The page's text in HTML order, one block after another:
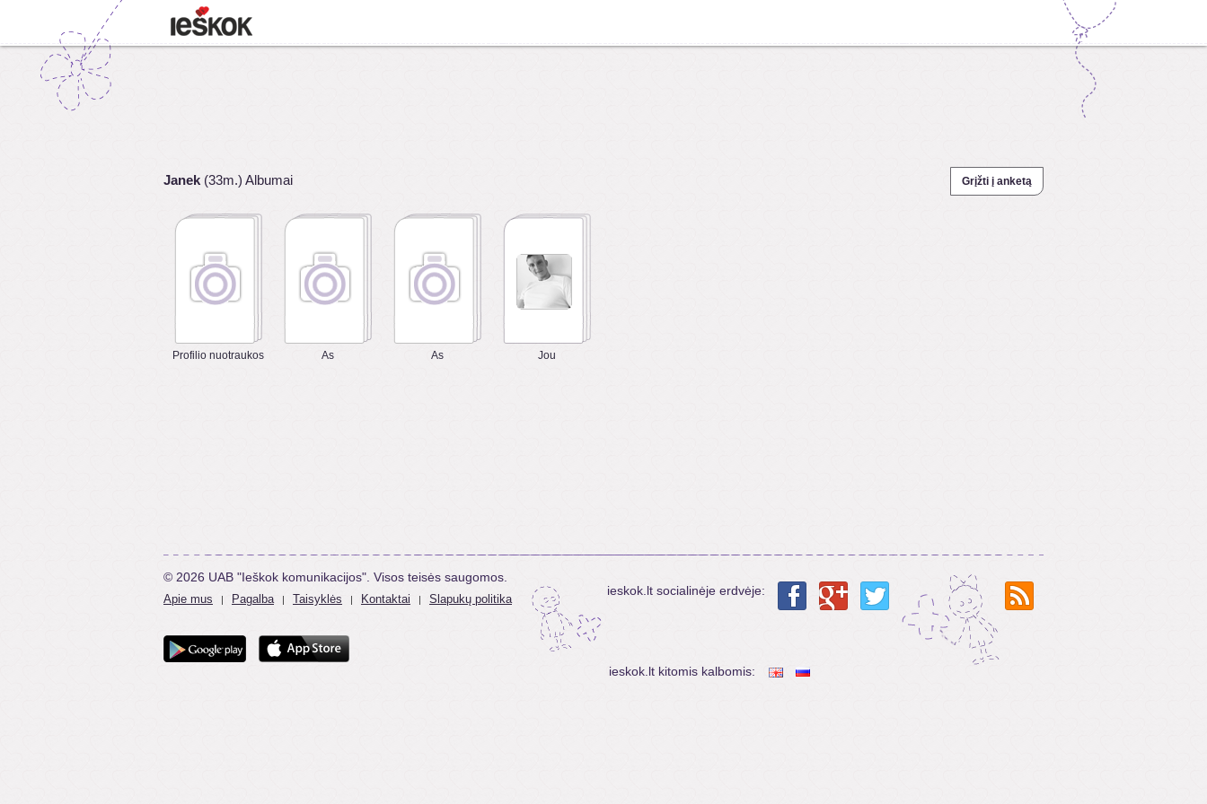
Janek (33m.) Albumai Grįžti į anketą
Profilio nuotraukos As As Jou
© 2026 UAB "Ieškok komunikacijos". Visos teisės saugomos.
Apie mus | Pagalba | Taisyklės | Kontaktai | Slapukų politika
ieskok.lt socialinėje erdvėje:
ieskok.lt kitomis kalbomis: